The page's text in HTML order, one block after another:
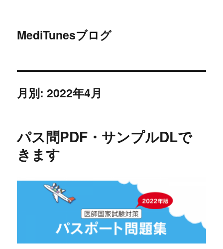
MediTunesブログ
月別: 2022年4月
パス問PDF・サンプルDLで
きます